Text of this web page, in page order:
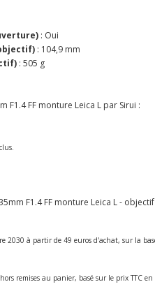
: Oui
: 104,9 mm
: 505 g
F1.4 FF monture Leica L par Sirui :
F1.4 FF monture Leica L -
2030 à partir de 49 euros d'achat, sur la
remises au panier, basé sur le prix TTC